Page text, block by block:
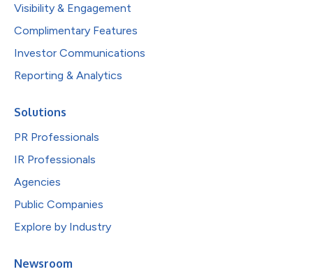
Visibility & Engagement
Complimentary Features
Investor Communications
Reporting & Analytics
Solutions
PR Professionals
IR Professionals
Agencies
Public Companies
Explore by Industry
Newsroom